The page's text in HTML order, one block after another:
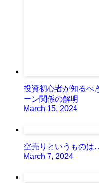
投資初心者が知るべ
ーン関係の解明
March 15, 2024
空売りというものは
March 7, 2024